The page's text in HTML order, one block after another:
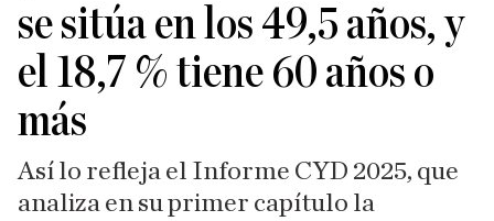
se sitúa en los 49,5 años, y
el 18,7 % tiene 60 años o
más
Así lo refleja el Informe CYD 2025, que
analiza en su primer capítulo la